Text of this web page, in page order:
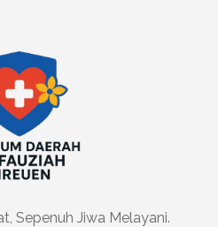
Sepenuh Jiwa Melayani.